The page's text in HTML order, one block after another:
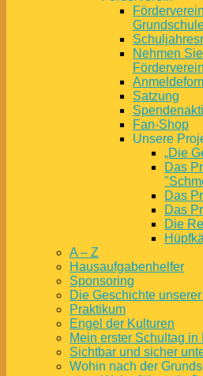
Nehmen
Satzung
Fan-Shop
Unsere
„Die
Das
Das
Das
Die
A – Z
Hausaufgabenhelfer
Sponsoring
Die Geschichte
Praktikum
Engel der Kulturen
Mein erster Schultag in
Sichtbar und sicher
Wohin nach der